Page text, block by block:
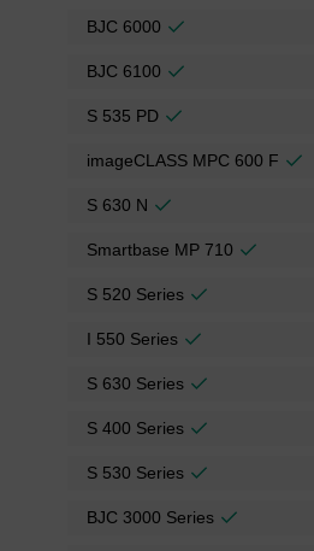
BJC 6000
BJC 6100
S 535 PD
imageCLASS MPC 600 F
S 630 N
Smartbase MP 710
S 520 Series
I 550 Series
S 630 Series
S 400 Series
S 530 Series
BJC 3000 Series